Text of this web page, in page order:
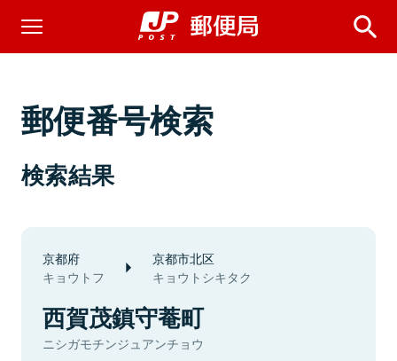
郵便番号検索
検索結果
京都府
キョウトフ
京都市北区
キョウトシキタク
西賀茂鎮守菴町
ニシガモチンジュアンチョウ